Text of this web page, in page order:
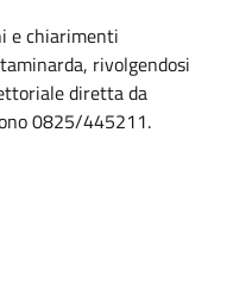
e chiarimenti
rivolgendosi
diretta da
0825/445211.